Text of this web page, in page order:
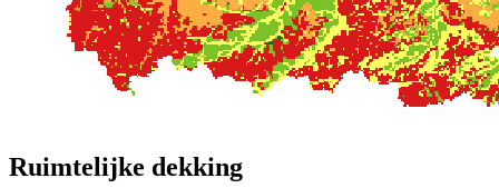
Ruimtelijke dekking